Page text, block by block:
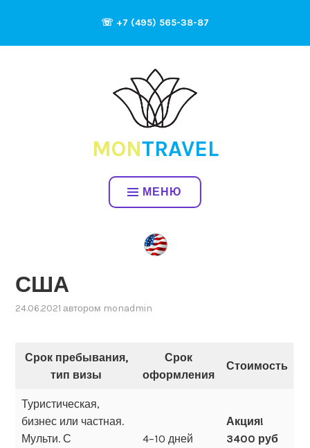
содержимому
☏ +7 (495) 565-38-87
MONTRAVEL
МЕНЮ
США
24.06.2021 автором monadmin
Срок пребывания,
тип визы
Срок
оформления
Стоимость
Туристическая,
бизнес или частная.
Мульти. С
4–10 дней
Акция!
3400 руб